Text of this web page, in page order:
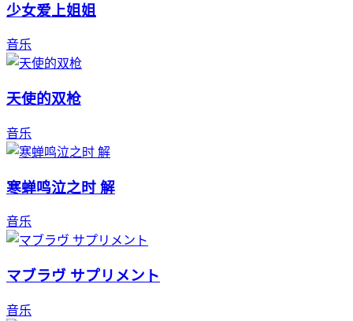
少女爱上姐姐
音乐
天使的双枪
音乐
寒蝉鸣泣之时 解
音乐
マブラヴ サプリメント
音乐